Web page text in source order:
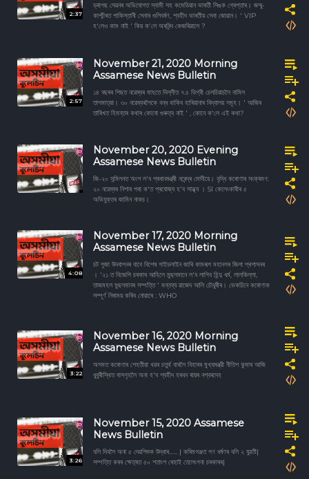
2:37
ড্ৰাগছ সেৱনৰ অভিযোগত স্বামী সহ কমেডিয়ান ভাৰতী সিঙক গ্ৰেপ্তাৰ। জম্মু-
কাশ্মীৰত পাকিস্তানী সেনাৰ গুলিবর্ষণ, শ্বহীদ ভাৰতীয় সেনা জোৱান। ' VIP
হ'লেও কাম নাই ' কিয় ক'লে অৰবিন্দ কেজৰিৱালে ?
2:57
November 21, 2020 Morning
Assamese News Bulletin
১৪ বছৰৰ পিছত নৱেম্বৰ মাহতে দিল্লীত ৭.৫ ডিগ্ৰী চেলচিয়াচলৈ নামিল
তাপমাত্রা। ৩০ নৱেম্বৰলৈকে বন্ধ থাকিব হাৰিয়ানাৰ বিদ্যালয় সমূহ। ' আজিৰ
তাৰিখত হিমন্তৰ কথাৰ কোনো গুৰুত্ব নাই ' , কোনে ক'লে এই কথা?
November 20, 2020 Evening
Assamese News Bulletin
জি-২০ সন্মিলনত অংশ ল'ব প্ৰধানমন্ত্ৰী নৰেন্দ্ৰ মোদীয়ে। বৃদ্ধি কৰোণাৰ সংক্ৰমণ:
২০ নৱেম্বৰ নিশাৰ পৰা ক'ত প্ৰযোজ্য হ'ব সান্ধ্য । SI কেলেংকাৰীৰ ৫
অভিযুক্তৰ জামিন নাকচ।
4:08
November 17, 2020 Morning
Assamese News Bulletin
চট পূজা উদযাপনৰ বাবে বিশেষ গাইডলাইন জাৰি কামৰূপ মহানগৰ জিলা প্ৰশাসনৰ
। '২১ ত বিজেপি চৰকাৰ আহিলে মুছলমানে ল'ব লাগিব হিন্দু ধৰ্ম, লালকিল্লা,
তাজমহল মুছলমানৰ সম্পত্তি ' মন্তব্য ৱাজেদ আলি চৌধুৰীৰ। ভেকচিনে কৰোণাক
সম্পূর্ণ নিৰাময় কৰিব নোৱাৰে : WHO
3:22
November 16, 2020 Morning
Assamese News Bulletin
অসমত কৰোণাৰ শেহতীয়া খৱৰ চতুর্থ বাৰলৈ বিহাৰৰ মুখ্যমন্ত্রী নীতিশ কুমাৰ আজি
ধুবুৰীস্থিত বাসগৃহলৈ অনা হ'ব শ্বহীদ হৰধন ৰায়ৰ নশ্বৰদেহ
3:26
November 15, 2020 Assamese
News Bulletin
বলি দিবলৈ অনা ৫ দেৱশিশুক উদ্ধাৰ...... | কৰিমগঞ্জত গণ ধৰ্ষণৰ বলি ২ যুৱতী|
সম্পত্তি কৰৰ ক্ষেত্ৰত ৫০ শতাংশ ৰেহাই তেলেংগনা চৰকাৰৰ|